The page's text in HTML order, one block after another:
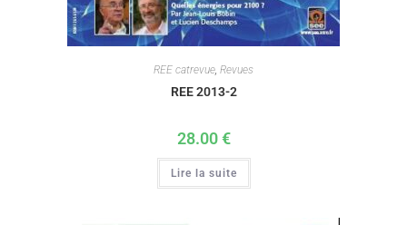
REE catrevue Revues
REE 2013-2
28.00€
Lire la suite